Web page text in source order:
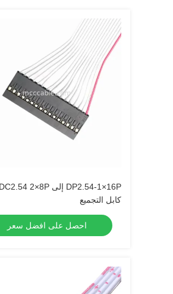
كابل التجميع
احصل على افضل سعر